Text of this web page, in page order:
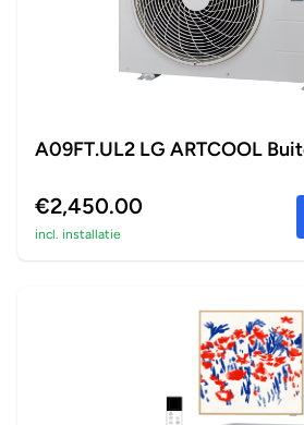
A09FT.UL2 LG ARTCOOL
€2,450.00
incl. installatie